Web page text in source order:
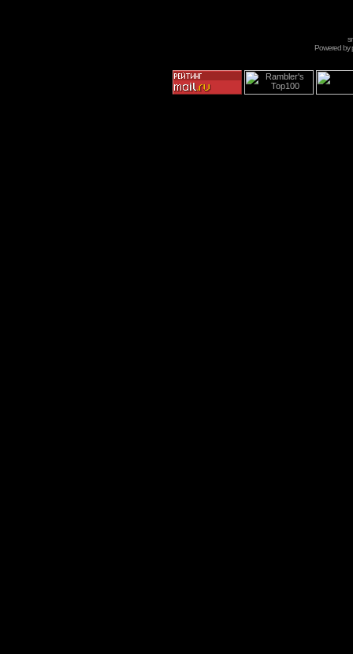
Powered by